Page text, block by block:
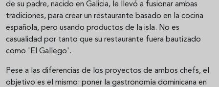
de su padre, nacido en Galicia, le llevó a fusionar ambas
tradiciones, para crear un restaurante basado en la cocina
española, pero usando productos de la isla. No es
casualidad por tanto que su restaurante fuera bautizado
como 'El Gallego'.
Pese a las diferencias de los proyectos de ambos chefs, el
objetivo es el mismo: poner la gastronomía dominicana en